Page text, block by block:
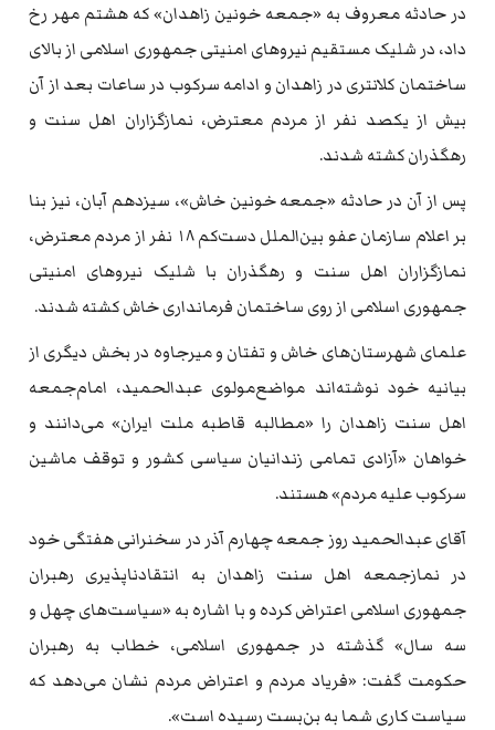
در حادثه معروف به «جمعه خونین زاهدان» که هشتم مهر رخ
داد، در شلیک مستقیم نیروهای امنیتی جمهوری اسلامی از بالای
ساختمان کلانتری در زاهدان و ادامه سرکوب در ساعات بعد از آن
بیش از یکصد نفر از مردم معترض، نمازگزاران اهل سنت و
رهگذران کشته شدند.
پس از آن در حادثه «جمعه خونین خاش»، سیزدهم آبان، نیز بنا
بر اعلام سازمان عفو بین‌الملل دست‌کم ۱۸ نفر از مردم معترض،
نمازگزاران اهل سنت و رهگذران با شلیک نیروهای امنیتی
جمهوری اسلامی از روی ساختمان فرمانداری خاش کشته شدند.
علمای شهرستان‌های خاش و تفتان و میرجاوه در بخش دیگری از
بیانیه خود نوشته‌اند مواضع‌مولوی عبدالحمید، امام‌جمعه
اهل سنت زاهدان را «مطالبه قاطبه ملت ایران» می‌دانند و
خواهان «آزادی تمامی زندانیان سیاسی کشور و توقف ماشین
سرکوب علیه مردم» هستند.
آقای عبدالحمید روز جمعه چهارم آذر در سخنرانی هفتگی خود
در نمازجمعه اهل سنت زاهدان به انتقادناپذیری رهبران
جمهوری اسلامی اعتراض کرده و با اشاره به «سیاست‌های چهل و
سه سال» گذشته در جمهوری اسلامی، خطاب به رهبران
حکومت گفت: «فریاد مردم و اعتراض مردم نشان می‌دهد که
سیاست کاری شما به بن‌بست رسیده‌ است».